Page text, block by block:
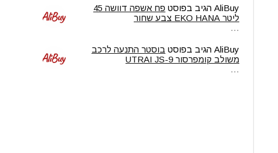
AliBuy הגיב בפוסט
פח אשפה דוושה 45
ליטר EKO HANA צבע שחור
…
AliBuy הגיב בפוסט בוסטר התנעה לרכב
משולב קומפרסור UTRAI JS-9
…